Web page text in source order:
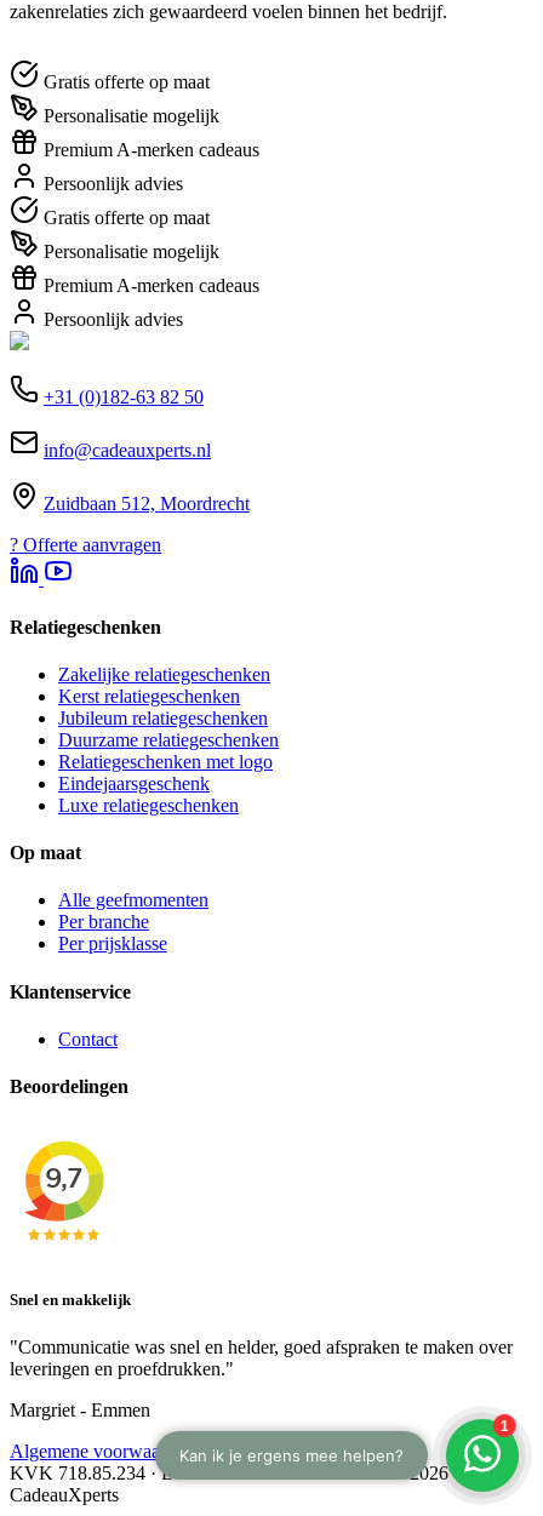
zakenrelaties zich gewaardeerd voelen binnen het bedrijf.
Gratis offerte op maat
Personalisatie mogelijk
Premium A-merken cadeaus
Persoonlijk advies
Gratis offerte op maat
Personalisatie mogelijk
Premium A-merken cadeaus
Persoonlijk advies
+31 (0)182-63 82 50
info@cadeauxperts.nl
Zuidbaan 512, Moordrecht
? Offerte aanvragen
Relatiegeschenken
Zakelijke relatiegeschenken
Kerst relatiegeschenken
Jubileum relatiegeschenken
Duurzame relatiegeschenken
Relatiegeschenken met logo
Eindejaarsgeschenk
Luxe relatiegeschenken
Op maat
Alle geefmomenten
Per branche
Per prijsklasse
Klantenservice
Contact
Beoordelingen
Snel en makkelijk
"Communicatie was snel en helder, goed afspraken te maken over
leveringen en proefdrukken."
Margriet - Emmen
Algemene voorwaarden
KVK 718.85.234 · BTW NL 8588.88.208.B01 · © 2026
CadeauXperts